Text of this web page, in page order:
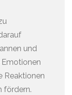
und
Emotionen
Reaktionen
fördern.